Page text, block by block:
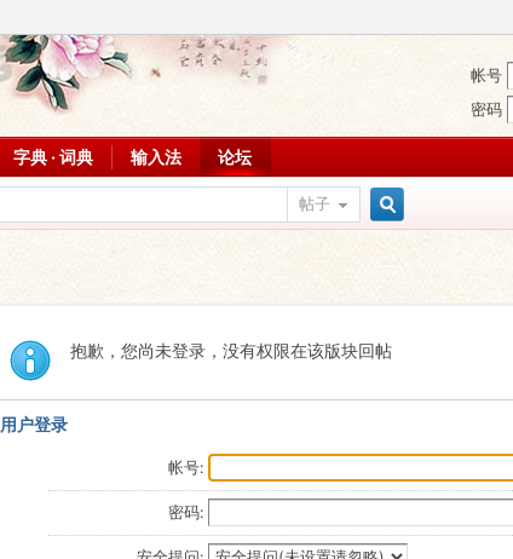
帐号
密码
字典 · 词典 输入法 论坛
帖子
索
抱歉，您尚未登录，没有权限在该版块回帖
用户登录
帐号:
密码: